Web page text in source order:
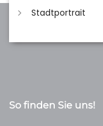
Stadtportrait
So finden Sie uns!